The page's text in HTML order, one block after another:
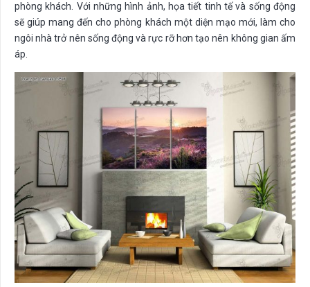
phòng khách. Với những hình ảnh, họa tiết tinh tế và sống động
sẽ giúp mang đến cho phòng khách một diện mạo mới, làm cho
ngôi nhà trở nên sống động và rực rỡ hơn tạo nên không gian ấm
áp.